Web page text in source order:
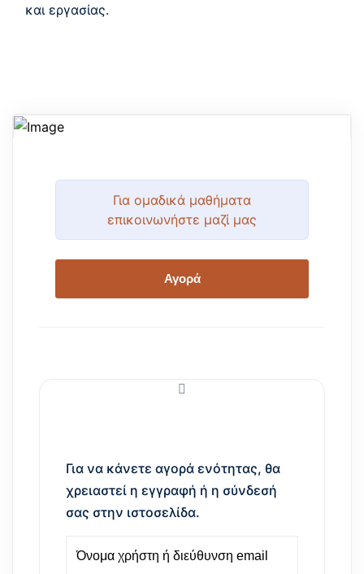
(GDPR)
και εργασίας.
Για ομαδικά μαθήματα
επικοινωνήστε μαζί μας
Αγορά
Για να κάνετε αγορά ενότητας, θα
χρειαστεί η εγγραφή ή η σύνδεσή
σας στην ιστοσελίδα.